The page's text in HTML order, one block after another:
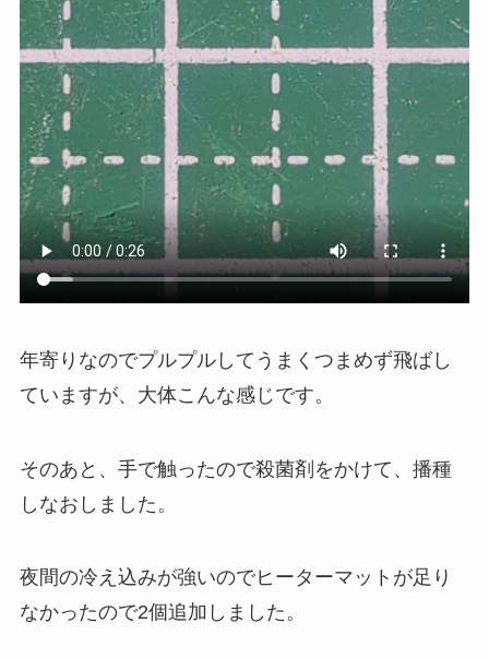
年寄りなのでプルプルしてうまくつまめず飛ばし
ていますが、大体こんな感じです。
そのあと、手で触ったので殺菌剤をかけて、播種
しなおしました。
夜間の冷え込みが強いのでヒーターマットが足り
なかったので2個追加しました。